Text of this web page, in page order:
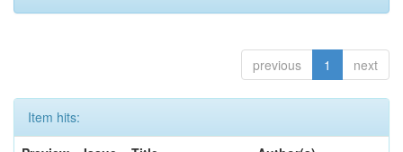
previous 1 next
Item hits: